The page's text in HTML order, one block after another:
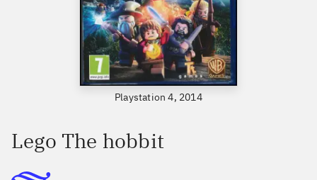
Playstation 4, 2014
Lego The hobbit